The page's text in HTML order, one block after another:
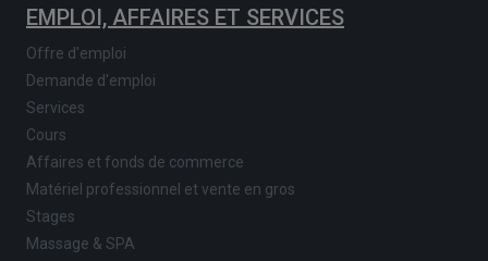
EMPLOI, AFFAIRES ET SERVICES
Offre d'emploi
Demande d'emploi
Services
Cours
Affaires et fonds de commerce
Matériel professionnel et vente en gros
Stages
Massage & SPA